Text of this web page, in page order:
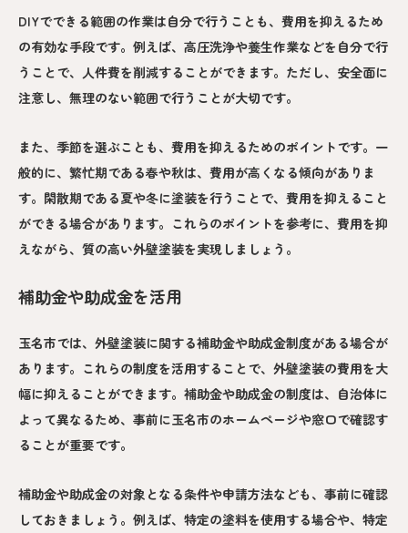
DIYでできる範囲の作業は自分で行うことも、費用を抑えるため
の有効な手段です。例えば、高圧洗浄や養生作業などを自分で行
うことで、人件費を削減することができます。ただし、安全面に
注意し、無理のない範囲で行うことが大切です。
また、季節を選ぶことも、費用を抑えるためのポイントです。一
般的に、繁忙期である春や秋は、費用が高くなる傾向がありま
す。閑散期である夏や冬に塗装を行うことで、費用を抑えること
ができる場合があります。これらのポイントを参考に、費用を抑
えながら、質の高い外壁塗装を実現しましょう。
補助金や助成金を活用
玉名市では、外壁塗装に関する補助金や助成金制度がある場合が
あります。これらの制度を活用することで、外壁塗装の費用を大
幅に抑えることができます。補助金や助成金の制度は、自治体に
よって異なるため、事前に玉名市のホームページや窓口で確認す
ることが重要です。
補助金や助成金の対象となる条件や申請方法なども、事前に確認
しておきましょう。例えば、特定の塗料を使用する場合や、特定